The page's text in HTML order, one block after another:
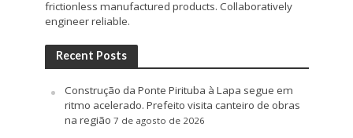
frictionless manufactured products. Collaboratively
engineer reliable.
Recent Posts
Construção da Ponte Pirituba à Lapa segue em
ritmo acelerado. Prefeito visita canteiro de obras
na região 7 de agosto de 2026